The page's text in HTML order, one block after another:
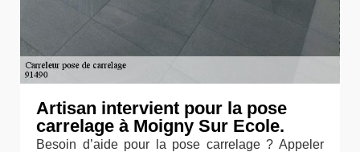
Artisan intervient pour la pose
carrelage à Moigny Sur Ecole.
Besoin d’aide pour la pose carrelage ? Appeler